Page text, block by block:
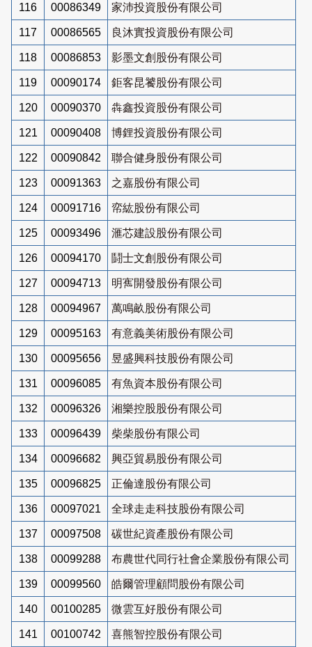
116 00086349 家沛投資股份有限公司
117 00086565 良沐實投資股份有限公司
118 00086853 影墨文創股份有限公司
119 00090174 鉅客昆饕股份有限公司
120 00090370 犇鑫投資股份有限公司
121 00090408 博鋰投資股份有限公司
122 00090842 聯合健身股份有限公司
123 00091363 之嘉股份有限公司
124 00091716 帟紘股份有限公司
125 00093496 滙芯建設股份有限公司
126 00094170 鬪士文創股份有限公司
127 00094713 明寯開發股份有限公司
128 00094967 萬鳴畝股份有限公司
129 00095163 有意義美術股份有限公司
130 00095656 昱盛興科技股份有限公司
131 00096085 有魚資本股份有限公司
132 00096326 湘樂控股股份有限公司
133 00096439 柴柴股份有限公司
134 00096682 興亞貿易股份有限公司
135 00096825 正倫達股份有限公司
136 00097021 全球走走科技股份有限公司
137 00097508 碳世紀資產股份有限公司
138 00099288 布農世代同行社會企業股份有限公司
139 00099560 皓爾管理顧問股份有限公司
140 00100285 微雲互好股份有限公司
141 00100742 喜熊智控股份有限公司